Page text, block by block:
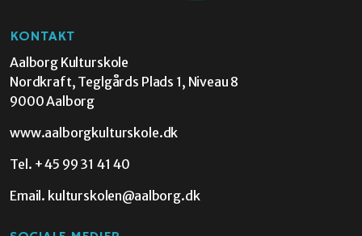
KONTAKT
Aalborg Kulturskole
Nordkraft, Teglgårds Plads 1, Niveau 8
9000 Aalborg
www.aalborgkulturskole.dk
Tel. +45 99 31 41 40
Email. kulturskolen@aalborg.dk